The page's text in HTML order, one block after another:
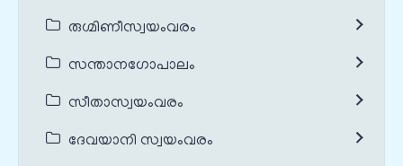
രുഗ്മിണീസ്വയംവരം
സന്താനഗോപാലം
സീതാസ്വയംവരം
ദേവയാനി സ്വയംവരം